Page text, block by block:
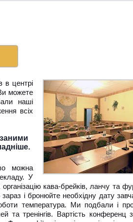
в центрі
можете
наші
всіх
можна
У
організацію кава-брейків, ланчу та
і бронюйте необхідну дату
температура. Ми подбали і
та тренінгів. Вартість конференц